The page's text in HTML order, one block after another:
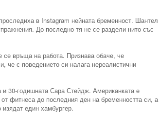
в Instagram нейната бременност. Шантел
До последно тя не се раздели нито със
връща на работа. Признава обаче, че
че с поведението си налага нереалистични
30-годишната Сара Стейдж. Американката е
фитнеса до последния ден на бременността си, а
един хамбургер.